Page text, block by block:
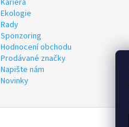
Kariéra
Ekologie
Rady
Sponzoring
Hodnocení obchodu
Prodávané značky
Napište nám
Novinky